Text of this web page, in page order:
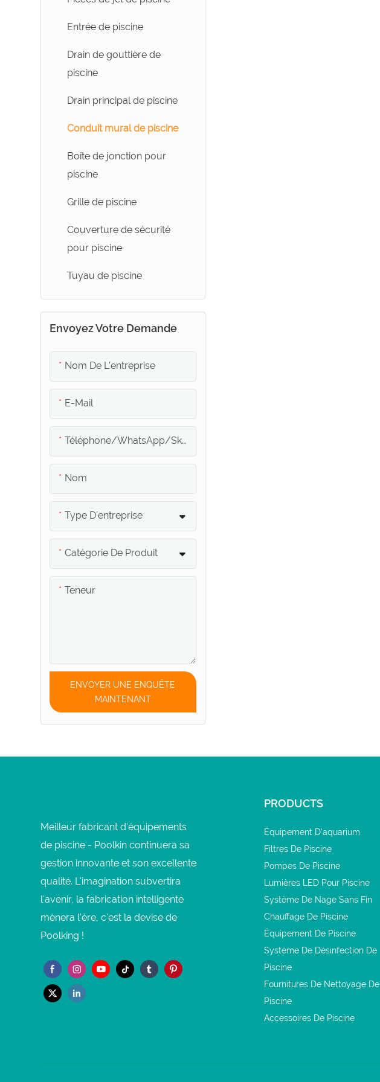
pour piscines
Distributeur de chlore
pour piscine
Perches télescopiques
pour piscine
Thermomètre de piscine
Entrée de piscine
Drain de gouttière de
piscine
Drain principal de piscine
Conduit mural de piscine
Boîte de jonction pour
piscine
Grille de piscine
Couverture de sécurité
pour piscine
Tuyau de piscine
Envoyez Votre Demande
Nom De L'entreprise
E-Mail
Téléphone/WhatsApp/Skype
Nom
Type D'entreprise
Catégorie De Produit
Teneur
ENVOYER UNE ENQUÊTE
MAINTENANT
Meilleur fabricant d'équipements
de piscine - Poolkin continuera sa
gestion innovante et son excellente
qualité. L'imagination subvertira
l'avenir, la fabrication intelligente
mènera l'ère, c'est la devise de
Poolking !
PRODUCTS
Équipement D'aquarium
Filtres De Piscine
Pompes De Piscine
Lumières LED Pour Piscine
Système De Nage Sans Fin
Chauffage De Piscine
Équipement De Piscine
Système De Désinfection De
Piscine
Fournitures De Nettoyage De
Piscine
Accessoires De Piscine